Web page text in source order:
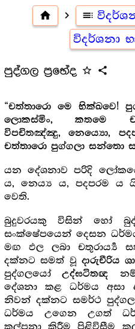
home navigate_next toc
විදර්ශනා
පුද්ගල ප්‍රභේද star_outline share
“චත්තාරො මෙ භික්ඛවෙ!
ලොකස්මිං, කතමෙ
විපචිතඤ්ඤු, නෙය්‍යො,
චත්තාරො පුග්ගලා සන්තො
යන දේශනාව පරිදි
ය, නෙය්‍ය ය, පදපරම ය
වෙති.
බුදුවරයකු විසින් හෝ
සංක්ෂේපයෙන් දෙසන
මඟ ඵල ලබා
දක්නට සමත් වූ දාරුචීරිය
පුද්ගලයෝඋද්ඝටිතඥ
දේශනා කළ ධර්මය අසා
නිවන් දක්නට සමර්ථ
ධර්මය උගෙන උගත්